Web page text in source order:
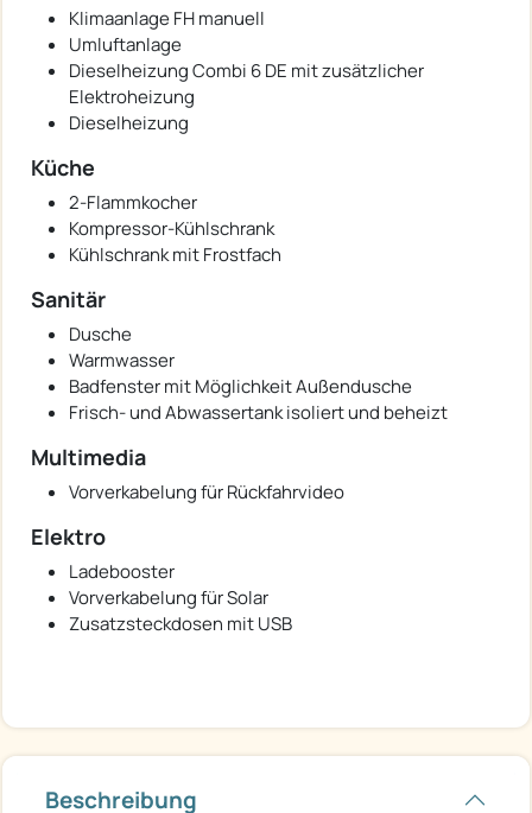
Klimaanlage FH manuell
Umluftanlage
Dieselheizung Combi 6 DE mit zusätzlicher
Elektroheizung
Dieselheizung
Küche
2-Flammkocher
Kompressor-Kühlschrank
Kühlschrank mit Frostfach
Sanitär
Dusche
Warmwasser
Badfenster mit Möglichkeit Außendusche
Frisch- und Abwassertank isoliert und beheizt
Multimedia
Vorverkabelung für Rückfahrvideo
Elektro
Ladebooster
Vorverkabelung für Solar
Zusatzsteckdosen mit USB
Beschreibung